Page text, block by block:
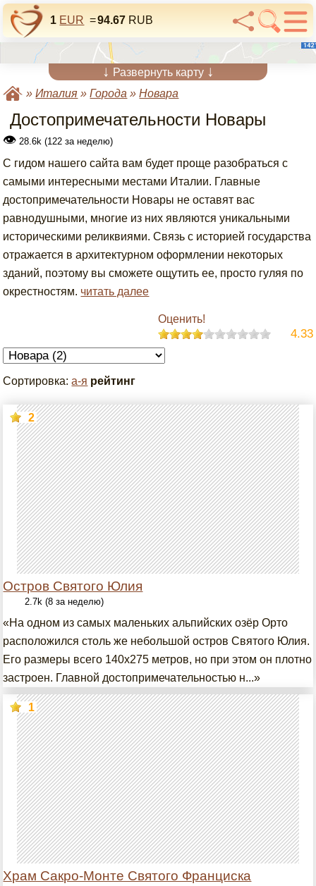
1 EUR =94.67 RUB
↓ Развернуть карту ↓
»Италия »Города »Новара
Достопримечательности Новары
👁 28.6k (122 за неделю)
С гидом нашего сайта вам будет проще разобраться с
самыми интересными местами Италии. Главные
достопримечательности Новары не оставят вас
равнодушными, многие из них являются уникальными
историческими реликвиями. Связь с историей государства
отражается в архитектурном оформлении некоторых
зданий, поэтому вы сможете ощутить ее, просто гуляя по
окрестностям. читать далее
Оценить!
4.33
Сортировка:а-я рейтинг
Остров Святого Юлия
2
2.7k (8 за неделю)
«На одном из самых маленьких альпийских озёр Орто
расположился столь же небольшой остров Святого Юлия.
Его размеры всего 140х275 метров, но при этом он плотно
застроен. Главной достопримечательностью н...»
Храм Сакро-Монте Святого Франциска
1